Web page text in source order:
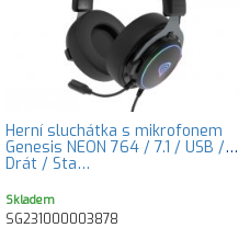
Herní sluchátka s mikrofonem
Genesis NEON 764 / 7.1 / USB /
Drát / Sta…
Skladem
SG231000003878